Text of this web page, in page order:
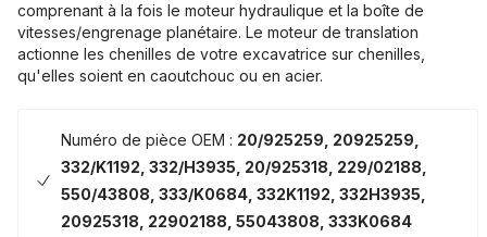
comprenant à la fois le moteur hydraulique et la boîte de
vitesses/engrenage planétaire. Le moteur de translation
actionne les chenilles de votre excavatrice sur chenilles,
qu'elles soient en caoutchouc ou en acier.
Numéro de pièce OEM : 20/925259, 20925259,
332/K1192, 332/H3935, 20/925318, 229/02188,
550/43808, 333/K0684, 332K1192, 332H3935,
20925318, 22902188, 55043808, 333K0684